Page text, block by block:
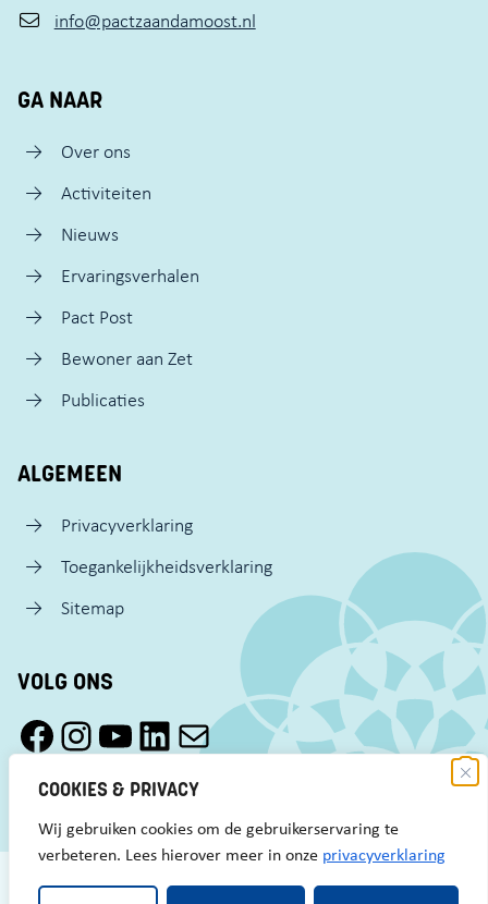
COOKIES & PRIVACY
Wij gebruiken cookies om de gebruikerservaring te
verbeteren. Lees hierover meer in onze privacyverklaring
info@pactzaandamoost.nl
GA NAAR
Over ons
Activiteiten
Nieuws
Ervaringsverhalen
Pact Post
Bewoner aan Zet
Publicaties
ALGEMEEN
Privacyverklaring
Toegankelijkheidsverklaring
Sitemap
VOLG ONS
Facebook Pact Zaandam OostInstagram Pact Zaandam OostYouTube Pact Zaandam OostLinkedIn
Mail